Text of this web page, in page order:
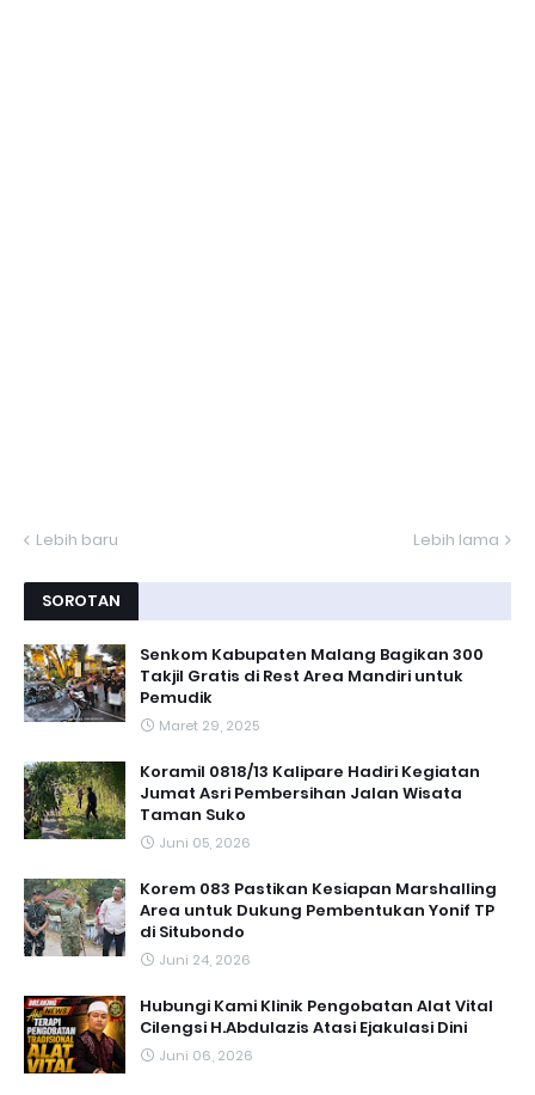
Lebih baru Lebih lama
SOROTAN
Senkom Kabupaten Malang Bagikan 300
Takjil Gratis di Rest Area Mandiri untuk
Pemudik
Maret 29, 2025
Koramil 0818/13 Kalipare Hadiri Kegiatan
Jumat Asri Pembersihan Jalan Wisata
Taman Suko
Juni 05, 2026
Korem 083 Pastikan Kesiapan Marshalling
Area untuk Dukung Pembentukan Yonif TP
di Situbondo
Juni 24, 2026
Hubungi Kami Klinik Pengobatan Alat Vital
Cilengsi H.Abdulazis Atasi Ejakulasi Dini
Juni 06, 2026